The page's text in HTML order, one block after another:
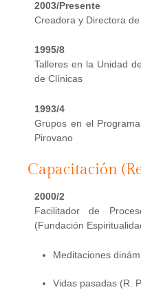
2003/Presente
Creadora y Directora
1995/8
Talleres en la Unidad
de Clínicas
1993/4
Grupos en el
Pirovano
Capacitación
2000/2
Facilitador de
(Fundación
Meditaciones
Vidas pasadas (R.